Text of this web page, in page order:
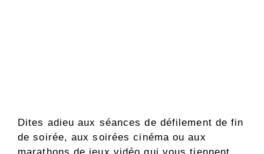
Dites adieu aux séances de défilement de fin
de soirée, aux soirées cinéma ou aux